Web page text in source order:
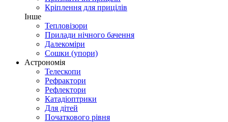
Кріплення для прицілів
Інше
Тепловізори
Прилади нічного бачення
Далекоміри
Сошки (упори)
Астрономія
Телескопи
Рефрактори
Рефлектори
Катадіоптрики
Для дітей
Початкового рівня